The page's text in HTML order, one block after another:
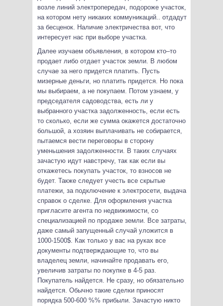
возле линий электропередач, подороже участок,
на котором нету никаких коммуникаций.. отдадут
за бесценок. Наличие электричества вот, что
интересует нас при выборе участка.
Далее изучаем объявления, в котором кто–то
продает либо отдает участок земли. В любом
случае за него придется платить. Пусть
мизерные деньги, но платить придется. Но пока
мы выбираем, а не покупаем. Потом узнаем, у
председателя садоводства, есть ли у
выбранного участка задолженность, если есть
то сколько, если же сумма окажется достаточно
большой, а хозяин выплачивать не собирается,
пытаемся вести переговоры в сторону
уменьшения задолженности. В таких случаях
зачастую идут навстречу, так как если вы
откажетесь покупать участок, то взносов не
будет. Также следует учесть все скрытые
платежи, за подключение к электросети, выдача
справок о сделке. Для оформления участка
пригласите агента по недвижимости, со
специализацией по продаже земли. Все затраты,
даже самый запущенный случай уложится в
1000-1500$. Как только у вас на руках все
документы подтверждающие то, что вы
владелец земли, начинайте продавать его,
увеличив затраты по покупке в 4-5 раз.
Покупатель найдется. Не сразу, но обязательно
найдется. Обычно такие сделки приносят
порядка 500-600 %% прибыли. Зачастую никто